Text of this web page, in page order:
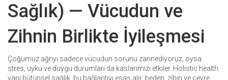
p
Sağlık) — Vücudun ve
Zihnin Birlikte İyileşmesi
Çoğumuz ağrıyı sadece vücudun sorunu zannediyoruz; oysa
stres, uyku ve duygu durumları da kaslarımızı etkiler. Holistic health
yani bütünsel sağlık, bu bağlantıyı esas alır: beden, zihin ve çevre